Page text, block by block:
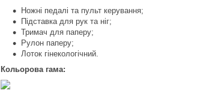
Ножні педалі та пульт керування;
Підставка для рук та ніг;
Тримач для паперу;
Рулон паперу;
Лоток гінекологічний.
Кольорова гама: